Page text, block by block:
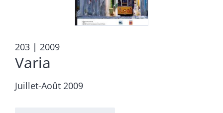
203 | 2009
Varia
Juillet-Août 2009